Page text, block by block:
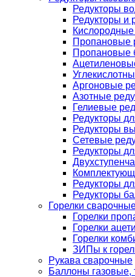
Редукторы
Редукторы и
Пропановые
Пропановые
Аргоновые
Азотные
Гелиевые
Редукторы
Редукторы
Сетевые
Редукторы
Редукторы
Редукторы
Горелки
Горелки
Горелки
Горелки
ЗИПы к
Рукава сварочные
Баллоны газовые,